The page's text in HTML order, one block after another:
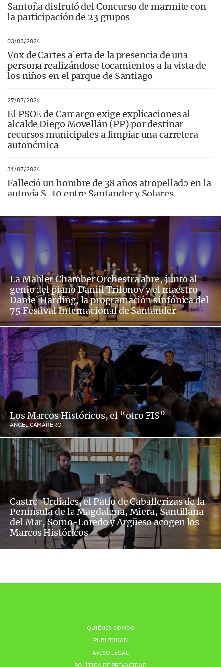
Santoña disfrutó del Concurso de marmite con
la participación de 23 grupos
03/08/2026
Vox de Cartes alerta de la presencia de una
persona realizándose tocamientos a la vista de
los niños en el parque de Santiago
27/07/2026
El PSOE de Camargo exige explicaciones al
alcalde Diego Movellán (PP) por destinar
recursos municipales a limpiar una carretera
autonómica
31/07/2026
Falleció un hombre de 38 años atropellado en la
autovía S-10 entre Santander y Solares
La Mahler Chamber Orchestra abre, junto al
genio del piano Daniil Trifonov y el maestro
Daniel Harding, la programación sinfónica del
75 Festival Internacional de Santander
Los Marcos Históricos, el “otro FIS”
ÁNGEL CAMARERO
Castro-Urdiales, el Patio de Caballerizas de la
Península de la Magdalena, Miera, Santillana
del Mar, Somo-Loredo y Argüeso acogen los
Marcos Históricos
QUIÉNES SOMOS
PUBLICIDAD
AVISO LEGAL
POLÍTICA DE PRIVACIDAD